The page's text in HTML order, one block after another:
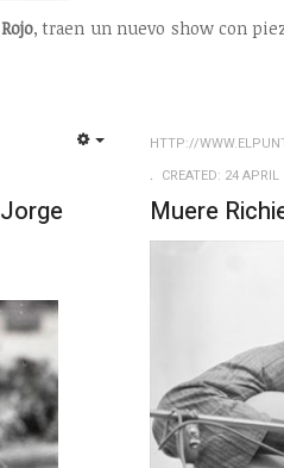
, traen un nuevo show con
HTTP://
CREATED: 24 APRIL
Muere